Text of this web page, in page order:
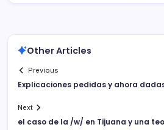
Other Articles
Previous
Explicaciones pedidas y ahora
Next
el caso de la /w/ en Tijuana y una